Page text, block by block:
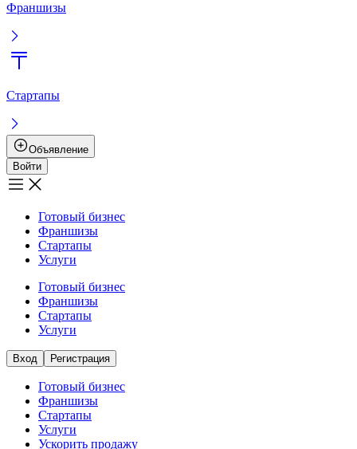
Франшизы
Стартапы
Объявление
Войти
Готовый бизнес
Франшизы
Стартапы
Услуги
Готовый бизнес
Франшизы
Стартапы
Услуги
Вход Регистрация
Готовый бизнес
Франшизы
Стартапы
Услуги
Ускорить продажу